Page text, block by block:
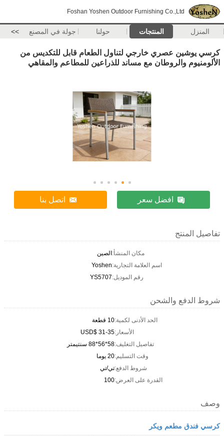
Foshan Yoshen Outdoor Furnishing Co.,Ltd
المنزل المنتجات حولنا جولة في المصنع >>
كرسي يوشين عصري خارجي لتناول الطعام قابل للتكديس من
الألومنيوم والروطان مع مساند للذراعين للمطاعم والمقاهي
افضل سعر اتصل بنا
تفاصيل المنتج
مكان المنشأ:الصين
اسم العلامة التجارية:Yoshen
رقم الموديل:YS5707
شروط الدفع والشحن
الحد الأدنى لكمية:10 قطعة
الأسعار:USD$ 31-35
تفاصيل التغليف:58*56*88 سنتيمتر
وقت التسليم:20 يوما
شروط الدفع:تي/تي
القدرة على العرض:100
وصف
كرسي فندق مطعم ويكر